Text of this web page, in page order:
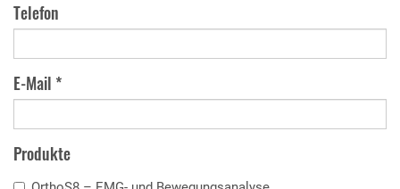
Telefon
E-Mail *
Produkte